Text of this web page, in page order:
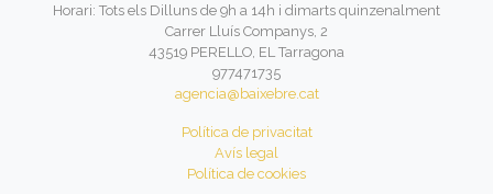
Horari: Tots els Dilluns de 9h a 14h i dimarts quinzenalment
Carrer Lluís Companys, 2
43519 PERELLO, EL Tarragona
977471735
agencia@baixebre.cat
Política de privacitat
Avís legal
Política de cookies